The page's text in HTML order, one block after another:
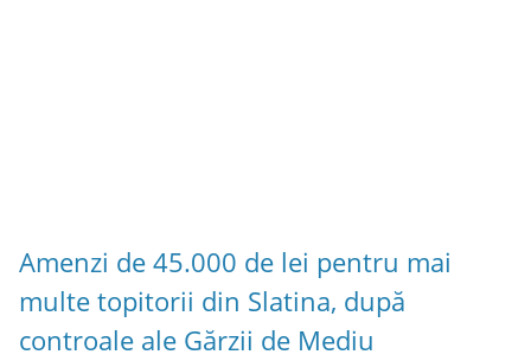
Amenzi de 45.000 de lei pentru mai
multe topitorii din Slatina, după
controale ale Gărzii de Mediu